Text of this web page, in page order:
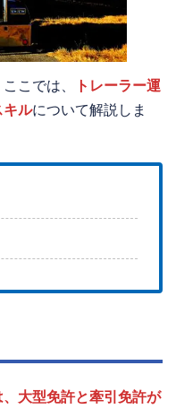
こでは、
トレーラー運
キルについて解説しま
、大型免許と牽引免許が